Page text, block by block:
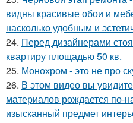
видны красивые обои и
насколько удобным и
24. Перед дизайнерами
квартиру площадью 50 кв.
25. Монохром - это не про
26. В этом видео вы
материалов рождается по-
изысканный предмет